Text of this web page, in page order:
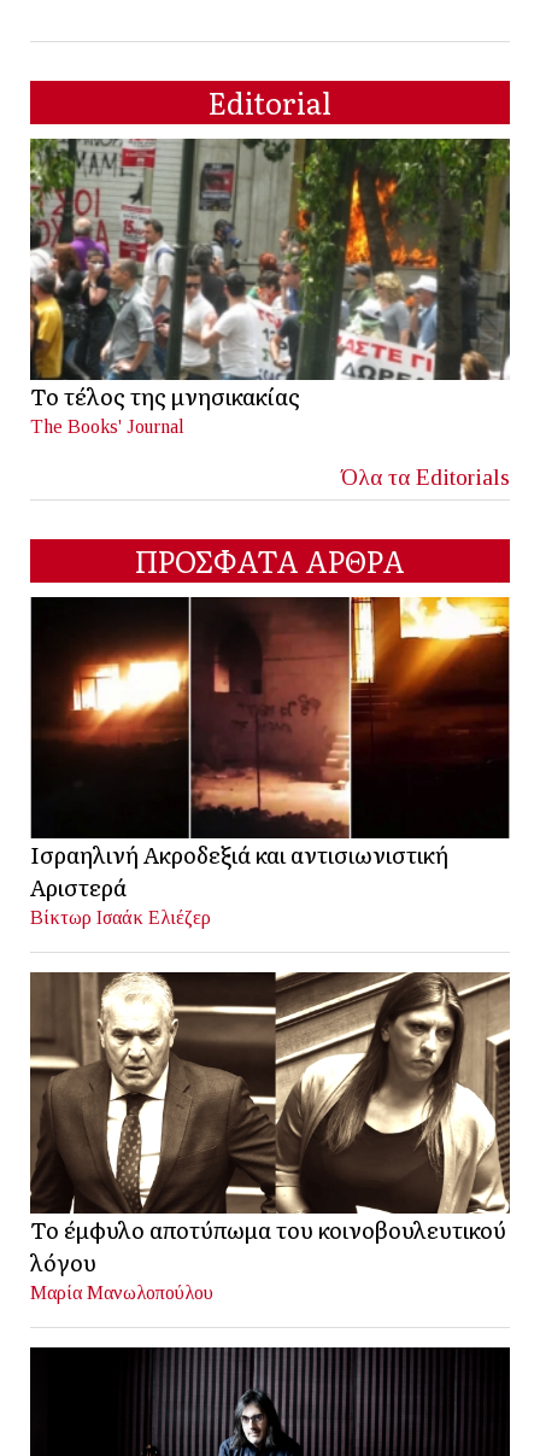
Editorial
Το τέλος της μνησικακίας
The Books' Journal
Όλα τα Editorials
ΠΡΟΣΦΑΤΑ ΑΡΘΡΑ
Ισραηλινή Ακροδεξιά και αντισιωνιστική
Αριστερά
Βίκτωρ Ισαάκ Ελιέζερ
Το έμφυλο αποτύπωμα του κοινοβουλευτικού
λόγου
Μαρία Μανωλοπούλου